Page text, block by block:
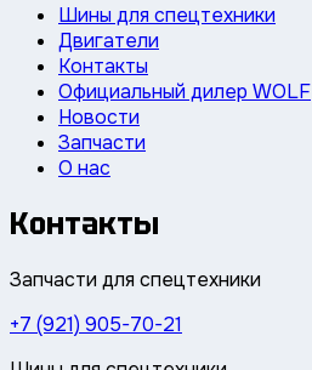
Шины для спецтехники
Двигатели
Контакты
Официальный дилер WOLF
Новости
Запчасти
О нас
Контакты
Запчасти для спецтехники
+7 (921) 905-70-21